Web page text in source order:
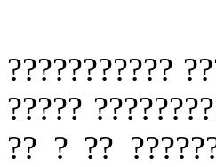
???????????
?????
?? ? ??